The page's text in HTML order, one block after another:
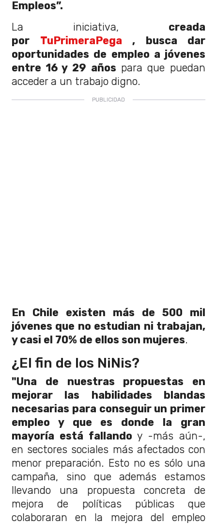
Empleos”.
La iniciativa, creada
por TuPrimeraPega , busca dar
oportunidades de empleo a jóvenes
entre 16 y 29 años para que puedan
acceder a un trabajo digno.
En Chile existen más de 500 mil
jóvenes que no estudian ni trabajan,
y casi el 70% de ellos son mujeres.
¿El fin de los NiNis?
"Una de nuestras propuestas en
mejorar las habilidades blandas
necesarias para conseguir un primer
empleo y que es donde la gran
mayoría está fallando y -más aún-,
en sectores sociales más afectados con
menor preparación. Esto no es sólo una
campaña, sino que además estamos
llevando una propuesta concreta de
mejora de políticas públicas que
colaboraran en la mejora del empleo